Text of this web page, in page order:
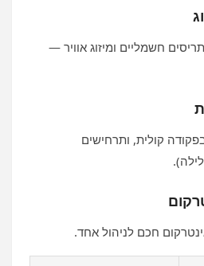
חשמליים ומיזוג אוויר —
קולית, ותרחישים
חכם לניהול אחד.